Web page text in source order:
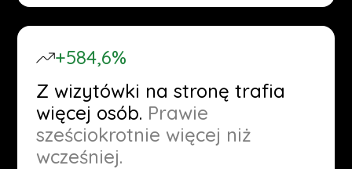
+584,6%
Z wizytówki na stronę trafia
więcej osób. Prawie
sześciokrotnie więcej niż
wcześniej.